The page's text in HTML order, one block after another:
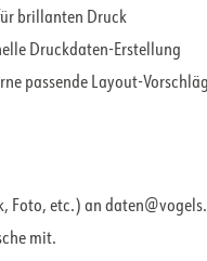
brillanten Druck
Druckdaten-Erstellung
passende Layout-
Foto, etc.) an
mit.